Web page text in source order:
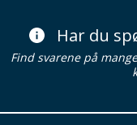
Har du
Find svarene på